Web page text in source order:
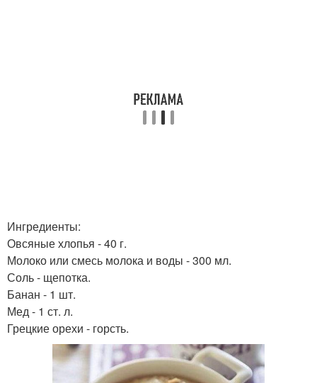
Ингредиенты:
Овсяные хлопья - 40 г.
Молоко или смесь молока и воды - 300 мл.
Соль - щепотка.
Банан - 1 шт.
Мед - 1 ст. л.
Грецкие орехи - горсть.